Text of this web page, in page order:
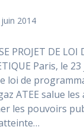
2014
PROJET DE
Paris, le
loi de
ATEE salue
les pouvoirs